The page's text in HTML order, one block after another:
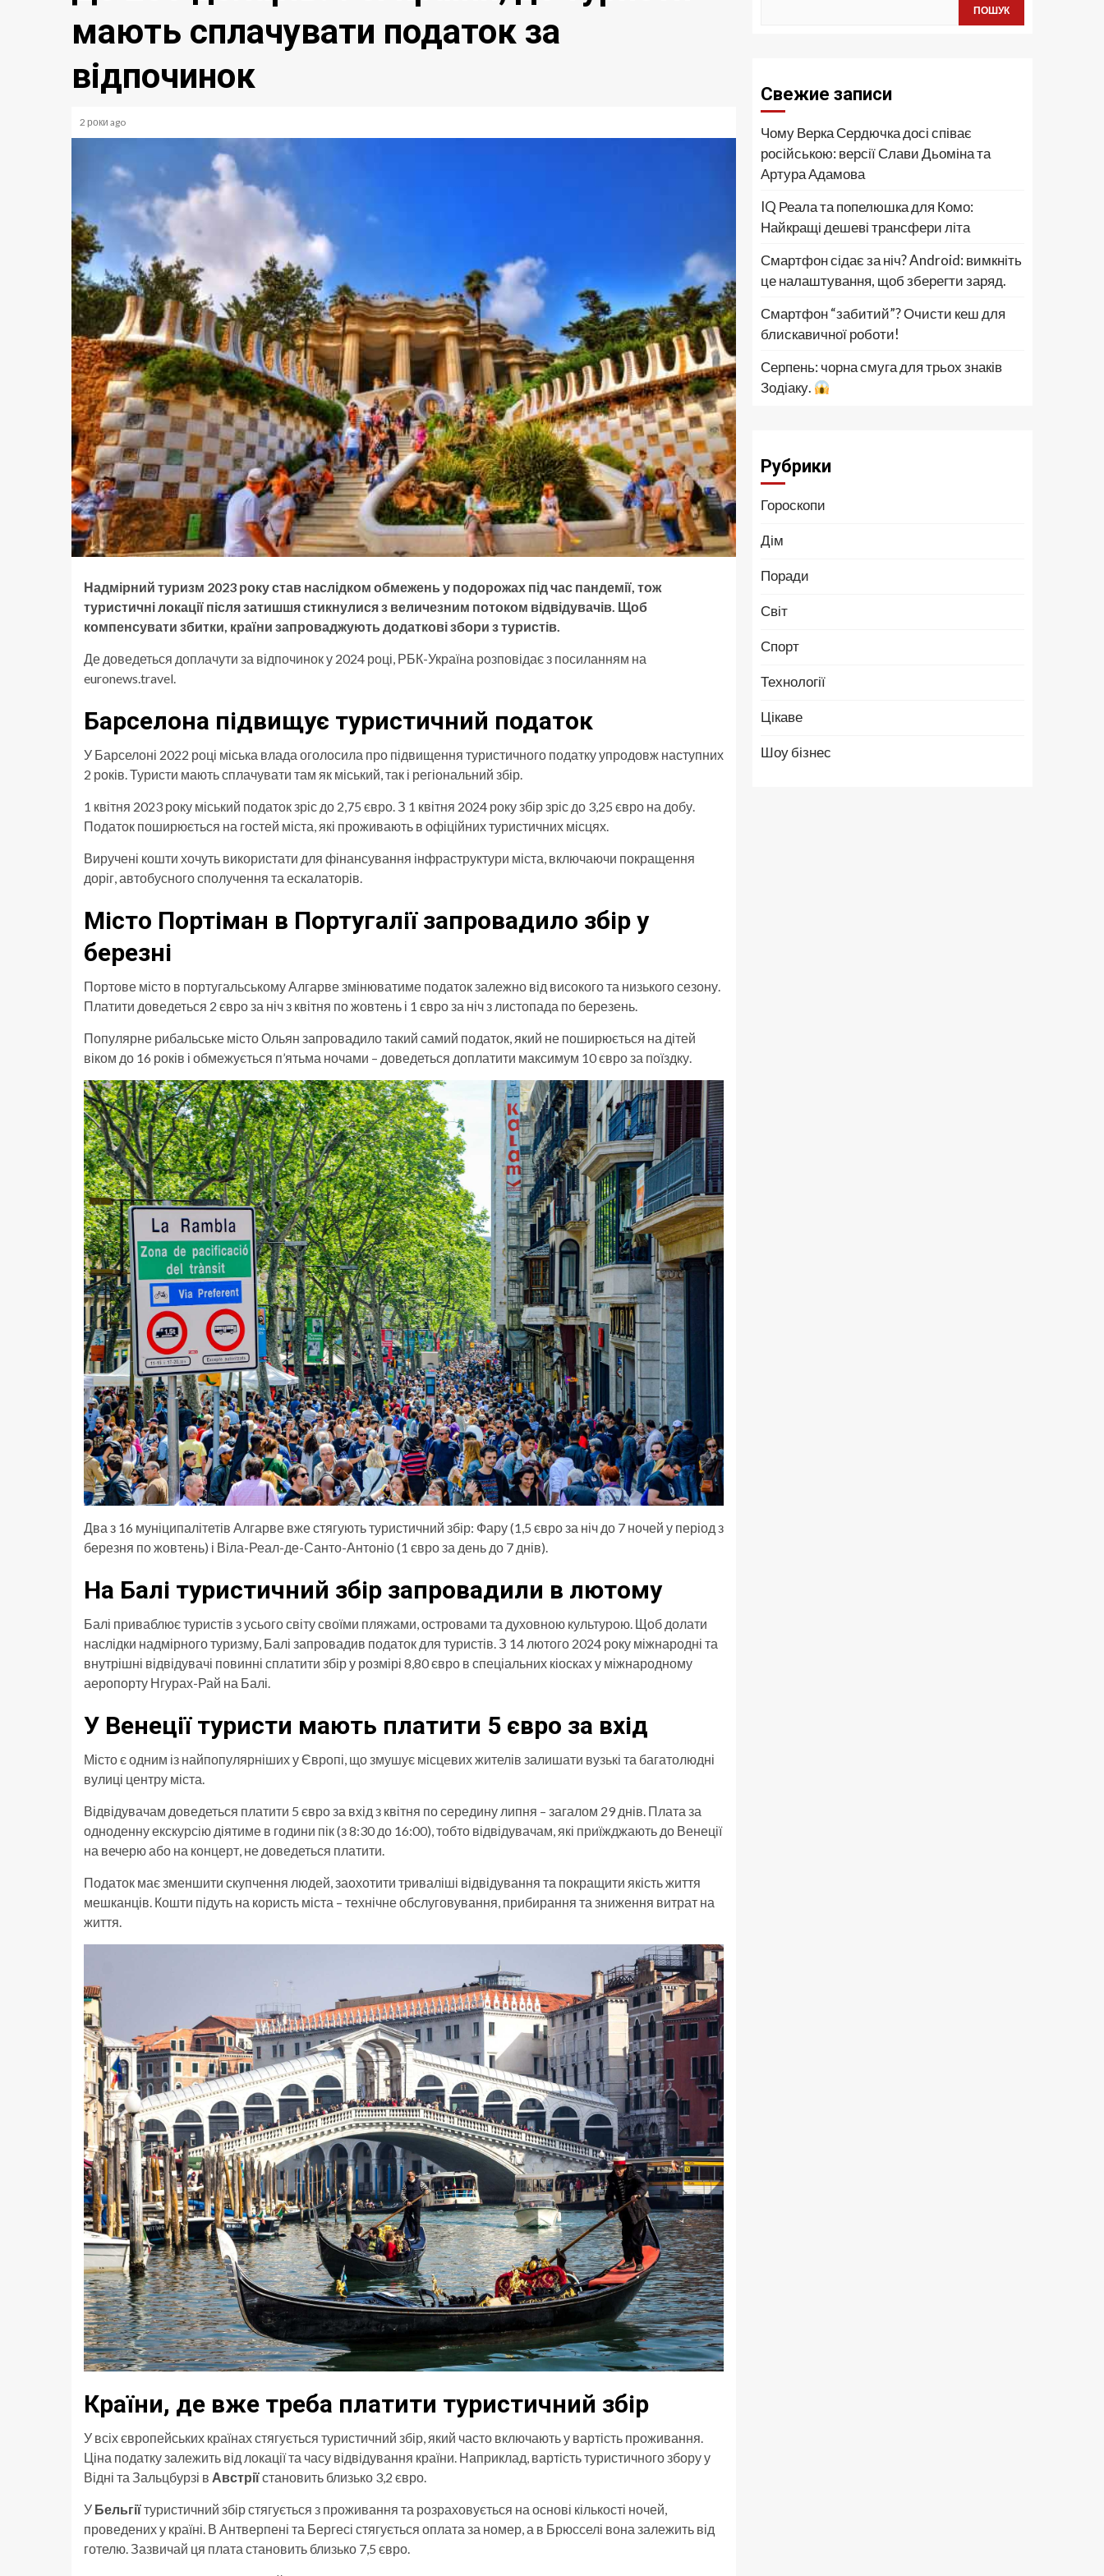
мають сплачувати податок за
відпочинок
2 роки ago
Надмірний туризм 2023 року став наслідком обмежень у подорожах під час пандемії, тож
туристичні локації після затишшя стикнулися з величезним потоком відвідувачів. Щоб
компенсувати збитки, країни запроваджують додаткові збори з туристів.
Де доведеться доплачути за відпочинок у 2024 році, РБК-Україна розповідає з посиланням на
euronews.travel.
Барселона підвищує туристичний податок
У Барселоні 2022 році міська влада оголосила про підвищення туристичного податку упродовж наступних
2 років. Туристи мають сплачувати там як міський, так і регіональний збір.
1 квітня 2023 року міський податок зріс до 2,75 євро. З 1 квітня 2024 року збір зріс до 3,25 євро на добу.
Податок поширюється на гостей міста, які проживають в офіційних туристичних місцях.
Виручені кошти хочуть використати для фінансування інфраструктури міста, включаючи покращення
доріг, автобусного сполучення та ескалаторів.
Місто Портіман в Португалії запровадило збір у
березні
Портове місто в португальському Алгарве змінюватиме податок залежно від високого та низького сезону.
Платити доведеться 2 євро за ніч з квітня по жовтень і 1 євро за ніч з листопада по березень.
Популярне рибальське місто Ольян запровадило такий самий податок, який не поширюється на дітей
віком до 16 років і обмежується п’ятьма ночами – доведеться доплатити максимум 10 євро за поїздку.
Два з 16 муніципалітетів Алгарве вже стягують туристичний збір: Фару (1,5 євро за ніч до 7 ночей у період з
березня по жовтень) і Віла-Реал-де-Санто-Антоніо (1 євро за день до 7 днів).
На Балі туристичний збір запровадили в лютому
Балі приваблює туристів з усього світу своїми пляжами, островами та духовною культурою. Щоб долати
наслідки надмірного туризму, Балі запровадив податок для туристів. З 14 лютого 2024 року міжнародні та
внутрішні відвідувачі повинні сплатити збір у розмірі 8,80 євро в спеціальних кіосках у міжнародному
аеропорту Нгурах-Рай на Балі.
У Венеції туристи мають платити 5 євро за вхід
Місто є одним із найпопулярніших у Європі, що змушує місцевих жителів залишати вузькі та багатолюдні
вулиці центру міста.
Відвідувачам доведеться платити 5 євро за вхід з квітня по середину липня – загалом 29 днів. Плата за
одноденну екскурсію діятиме в години пік (з 8:30 до 16:00), тобто відвідувачам, які приїжджають до Венеції
на вечерю або на концерт, не доведеться платити.
Податок має зменшити скупчення людей, заохотити триваліші відвідування та покращити якість життя
мешканців. Кошти підуть на користь міста – технічне обслуговування, прибирання та зниження витрат на
життя.
Країни, де вже треба платити туристичний збір
У всіх європейських країнах стягується туристичний збір, який часто включають у вартість проживання.
Ціна податку залежить від локації та часу відвідування країни. Наприклад, вартість туристичного збору у
Відні та Зальцбурзі в Австріїстановить близько 3,2 євро.
У Бельгіїтуристичний збір стягується з проживання та розраховується на основі кількості ночей,
проведених у країні. В Антверпені та Бергесі стягується оплата за номер, а в Брюсселі вона залежить від
готелю. Зазвичай ця плата становить близько 7,5 євро.
ПОШУК
Свежие записи
Чому Верка Сердючка досі співає
російською: версії Слави Дьоміна та
Артура Адамова
IQ Реала та попелюшка для Комо:
Найкращі дешеві трансфери літа
Смартфон сідає за ніч? Android: вимкніть
це налаштування, щоб зберегти заряд.
Смартфон “забитий”? Очисти кеш для
блискавичної роботи!
Серпень: чорна смуга для трьох знаків
Зодіаку.
Рубрики
Гороскопи
Дім
Поради
Світ
Спорт
Технології
Цікаве
Шоу бізнес